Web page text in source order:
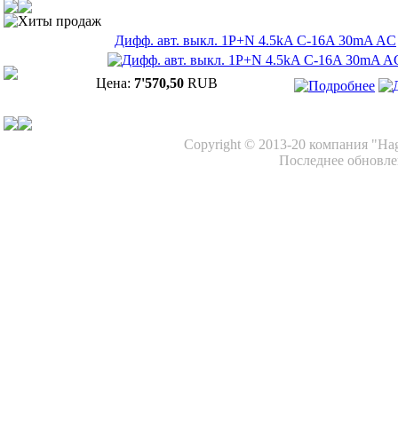
Хиты продаж
Дифф. авт. выкл. 1P+N 4.5kA C-16A 30mA AC
Цена: 7'570,50 RUB
Copyright © 2013-20 компания
Последнее